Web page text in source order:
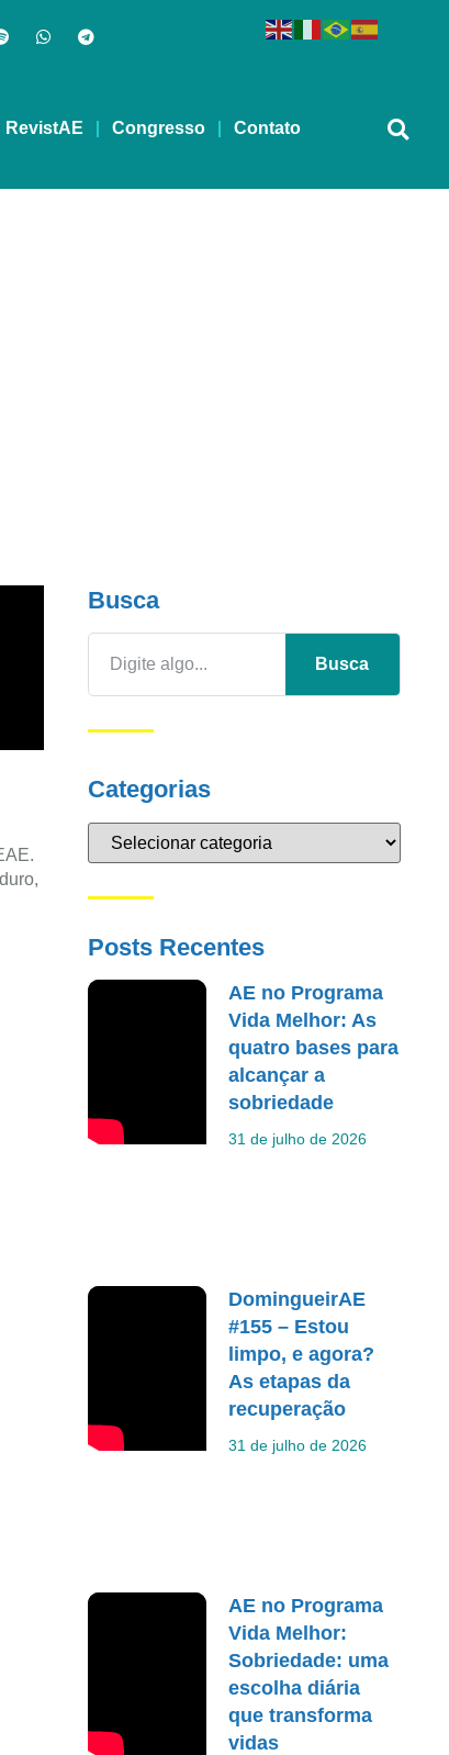
RevistAE Congresso Contato
Busca
Busca
Categorias
Posts Recentes
AE no Programa
Vida Melhor: As
quatro bases para
alcançar a
sobriedade
31 de julho de 2026
DomingueirAE
#155 – Estou
limpo, e agora?
As etapas da
recuperação
31 de julho de 2026
AE no Programa
Vida Melhor:
Sobriedade: uma
escolha diária
que transforma
vidas